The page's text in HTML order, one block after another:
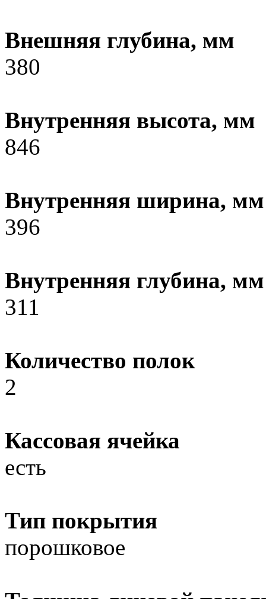
Внешняя глубина, мм
380
Внутренняя высота, мм
846
Внутренняя ширина, мм
396
Внутренняя глубина, мм
311
Количество полок
2
Кассовая ячейка
есть
Тип покрытия
порошковое